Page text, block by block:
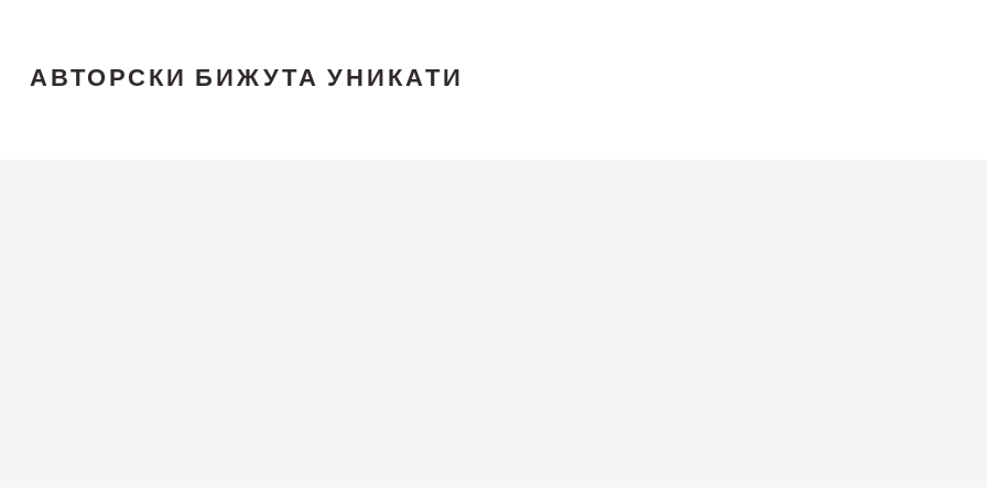
АВТОРСКИ БИЖУТА УНИКАТИ